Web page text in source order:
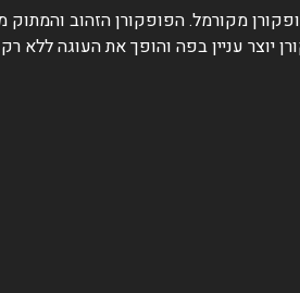
מקורמל. הפופקורן הזהוב
עניין בפה והופך את העוגה ללא